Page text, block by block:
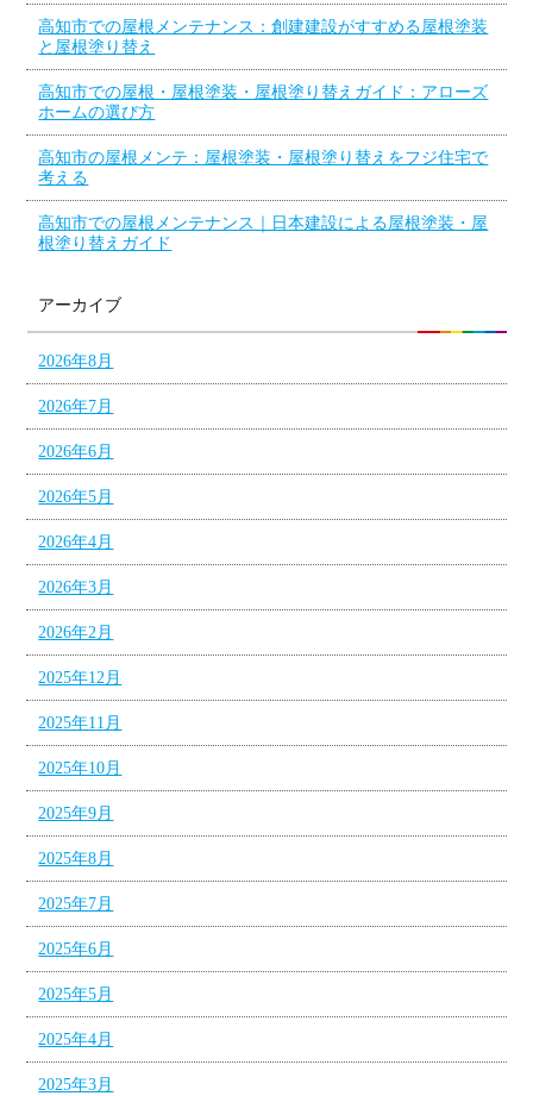
高知市での屋根メンテナンス：創建建設がすすめる屋根塗装
と屋根塗り替え
高知市での屋根・屋根塗装・屋根塗り替えガイド：アローズ
ホームの選び方
高知市の屋根メンテ：屋根塗装・屋根塗り替えをフジ住宅で
考える
高知市での屋根メンテナンス｜日本建設による屋根塗装・屋
根塗り替えガイド
アーカイブ
2026年8月
2026年7月
2026年6月
2026年5月
2026年4月
2026年3月
2026年2月
2025年12月
2025年11月
2025年10月
2025年9月
2025年8月
2025年7月
2025年6月
2025年5月
2025年4月
2025年3月